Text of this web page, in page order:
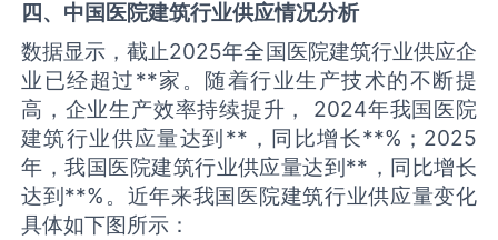
四、中国医院建筑行业供应情况分析
数据显示，截止2025年全国医院建筑行业供应企
业已经超过**家。随着行业生产技术的不断提
高，企业生产效率持续提升， 2024年我国医院
建筑行业供应量达到**，同比增长**%；2025
年，我国医院建筑行业供应量达到**，同比增长
达到**%。近年来我国医院建筑行业供应量变化
具体如下图所示：